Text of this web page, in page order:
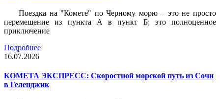
Поездка на "Комете" по Черному морю – это не просто
перемещение из пункта А в пункт Б; это полноценное
приключение
Подробнее
16.07.2026
КОМЕТА ЭКСПРЕСС: Скоростной морской путь из Сочи
в Геленджик